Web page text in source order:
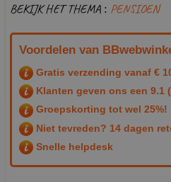
BEKIJK HET THEMA : PENSIOEN
Voordelen van
Gratis verzending vanaf €
Klanten geven ons een 9.1
Groepskorting tot wel 25%!
Niet tevreden? 14 dagen
Snelle helpdesk